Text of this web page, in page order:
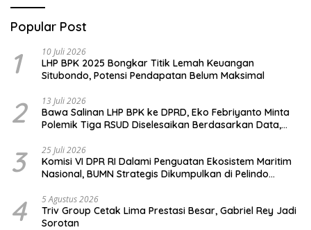
Popular Post
1 10 Juli 2026
LHP BPK 2025 Bongkar Titik Lemah Keuangan
Situbondo, Potensi Pendapatan Belum Maksimal
2 13 Juli 2026
Bawa Salinan LHP BPK ke DPRD, Eko Febriyanto Minta
Polemik Tiga RSUD Diselesaikan Berdasarkan Data,
3 25 Juli 2026
Komisi VI DPR RI Dalami Penguatan Ekosistem Maritim
Nasional, BUMN Strategis Dikumpulkan di Pelindo
4 5 Agustus 2026
Triv Group Cetak Lima Prestasi Besar, Gabriel Rey Jadi
Sorotan